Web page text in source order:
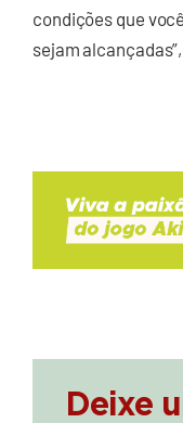
condições que
sejam
Deixe